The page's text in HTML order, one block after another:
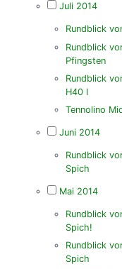
Juli 2014
Rundblick
Rundblick
Pfingsten
Rundblick
H40 I
Tennolino
Juni 2014
Rundblick
Spich
Mai 2014
Rundblick
Spich!
Rundblick
Spich